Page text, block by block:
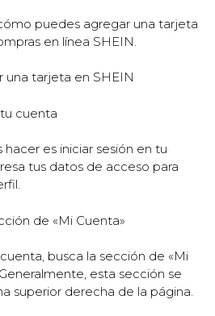
puedes agregar una tarjeta
en línea SHEIN.
una tarjeta en SHEIN
cuenta
es iniciar sesión en tu
tus datos de acceso para
de «Mi Cuenta»
busca la sección de «Mi
esta sección se
superior derecha de la página.